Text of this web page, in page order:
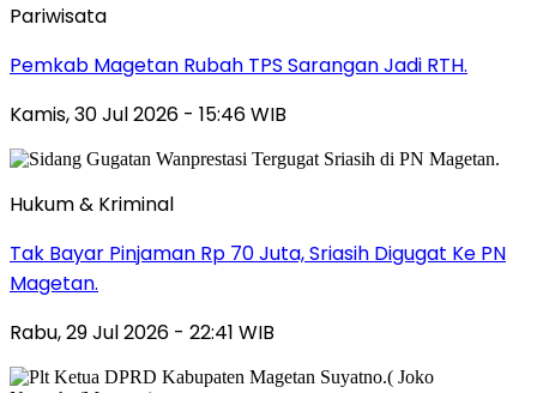
Pariwisata
Pemkab Magetan Rubah TPS Sarangan Jadi RTH.
Kamis, 30 Jul 2026 - 15:46 WIB
Hukum & Kriminal
Tak Bayar Pinjaman Rp 70 Juta, Sriasih Digugat Ke PN
Magetan.
Rabu, 29 Jul 2026 - 22:41 WIB